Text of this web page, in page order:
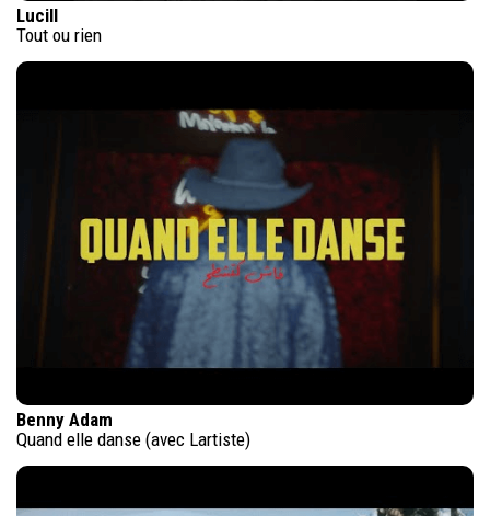
Lucill
Tout ou rien
Benny Adam
Quand elle danse (avec Lartiste)